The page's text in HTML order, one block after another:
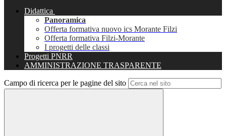
Didattica
Panoramica
Offerta formativa nuovo ics Morante Filzi
Offerta formativa Filzi-Morante
I progetti delle classi
Progetti PNRR
AMMINISTRAZIONE TRASPARENTE
Campo di ricerca per le pagine del sito